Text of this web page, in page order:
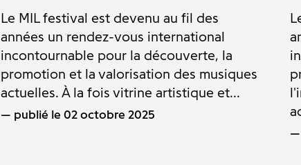
Le MIL festival est devenu au fil des
années un rendez-vous international
incontournable pour la découverte, la
promotion et la valorisation des musiques
actuelles. À la fois vitrine artistique et...
publié le 02 octobre 2025